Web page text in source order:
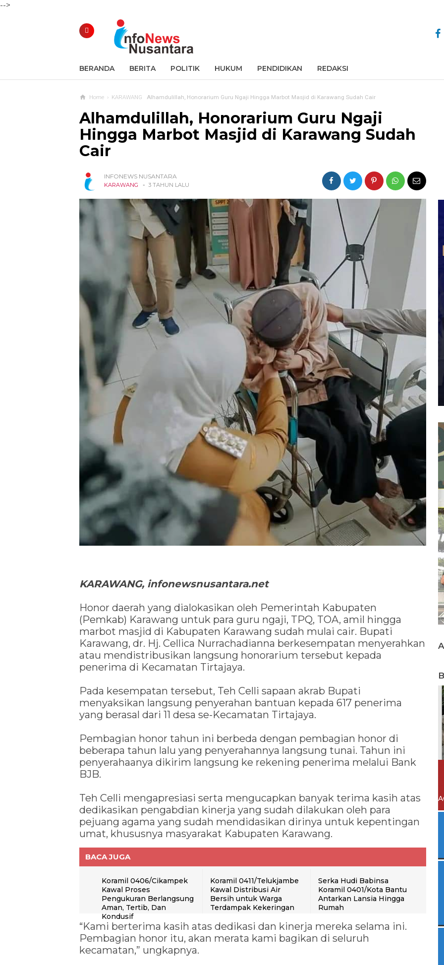
-->
BERANDA BERITA POLITIK HUKUM PENDIDIKAN REDAKSI
Home › KARAWANG Alhamdulillah, Honorarium Guru Ngaji Hingga Marbot Masjid di Karawang Sudah Cair
Alhamdulillah, Honorarium Guru Ngaji
Hingga Marbot Masjid di Karawang Sudah
Cair
INFONEWS NUSANTARA
KARAWANG - 3 TAHUN LALU
KARAWANG, infonewsnusantara.net
Honor daerah yang dialokasikan oleh Pemerintah Kabupaten
(Pemkab) Karawang untuk para guru ngaji, TPQ, TOA, amil hingga
marbot masjid di Kabupaten Karawang sudah mulai cair. Bupati
Karawang, dr. Hj. Cellica Nurrachadianna berkesempatan menyerahkan
atau mendistribusikan langsung honorarium tersebut kepada
penerima di Kecamatan Tirtajaya.
Pada kesempatan tersebut, Teh Celli sapaan akrab Bupati
menyaksikan langsung penyerahan bantuan kepada 617 penerima
yang berasal dari 11 desa se-Kecamatan Tirtajaya.
Pembagian honor tahun ini berbeda dengan pembagian honor di
beberapa tahun lalu yang penyerahannya langsung tunai. Tahun ini
penyerahaanya dikirim langsung ke rekening penerima melalui Bank
BJB.
Teh Celli mengapresiasi serta mengucapkan banyak terima kasih atas
dedikasikan pengabdian kinerja yang sudah dilakukan oleh para
pejuang agama yang sudah mendidasikan dirinya untuk kepentingan
umat, khususnya masyarakat Kabupaten Karawang.
BACA JUGA
Koramil 0406/Cikampek
Kawal Proses
Pengukuran Berlangsung
Aman, Tertib, Dan
Kondusif
Koramil 0411/Telukjambe
Kawal Distribusi Air
Bersih untuk Warga
Terdampak Kekeringan
Serka Hudi Babinsa
Koramil 0401/Kota Bantu
Antarkan Lansia Hingga
Rumah
“Kami berterima kasih atas dedikasi dan kinerja mereka selama ini.
Pembagian honor itu, akan merata kami bagikan di seluruh
kecamatan,” ungkapnya.